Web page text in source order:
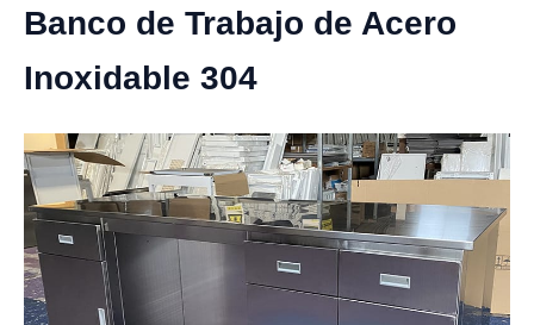
Banco de Trabajo de Acero
Inoxidable 304